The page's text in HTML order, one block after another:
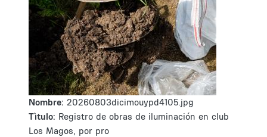
Nombre: 20260803dicimouypd4105.jpg
Tìtulo: Registro de obras de iluminación en club
Los Magos, por pro